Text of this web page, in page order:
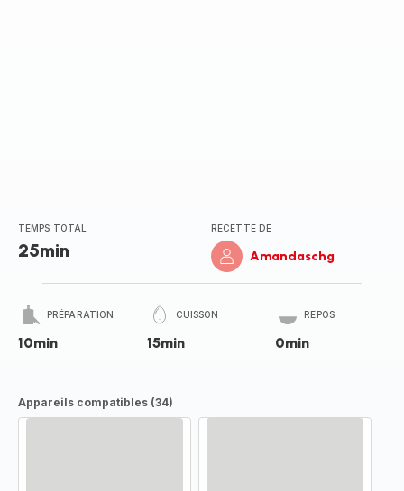
TEMPS TOTAL
25min
RECETTE DE
Amandaschg
PRÉPARATION
10min
CUISSON
15min
REPOS
0min
Appareils compatibles (34)